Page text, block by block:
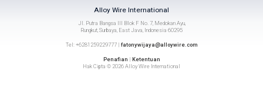
Alloy Wire International
Jl. Putra Bangsa III Blok F No. 7, Medokan Ayu,
Rungkut, Surbaya, East Java, Indonesia 60295
Tel: +6281259229777 | fatonywijaya@alloywire.com
Penafian | Ketentuan
Hak Cipta © 2026 Alloy Wire International